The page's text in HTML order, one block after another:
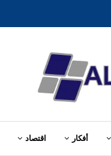
أفكار اقتصاد